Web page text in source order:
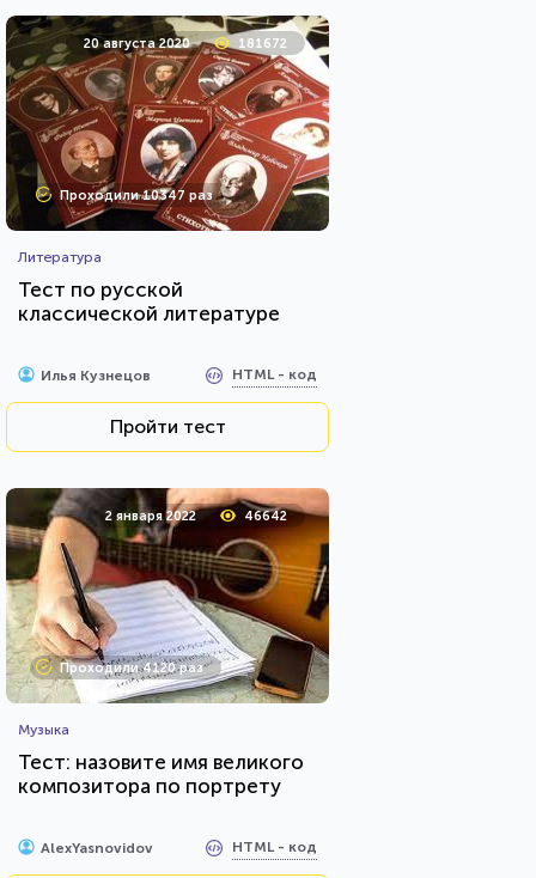
20 августа 2020 181672
Проходили 10347 раз
Литература
Тест по русской
классической литературе
Илья Кузнецов HTML - код
Пройти тест
2 января 2022 46642
Проходили 4120 раз
Музыка
Тест: назовите имя великого
композитора по портрету
AlexYasnovidov HTML - код